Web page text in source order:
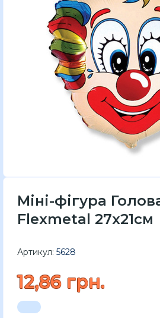
Міні-фігура
Flexmetal 27x21см
Артикул: 5628
12,86 грн.